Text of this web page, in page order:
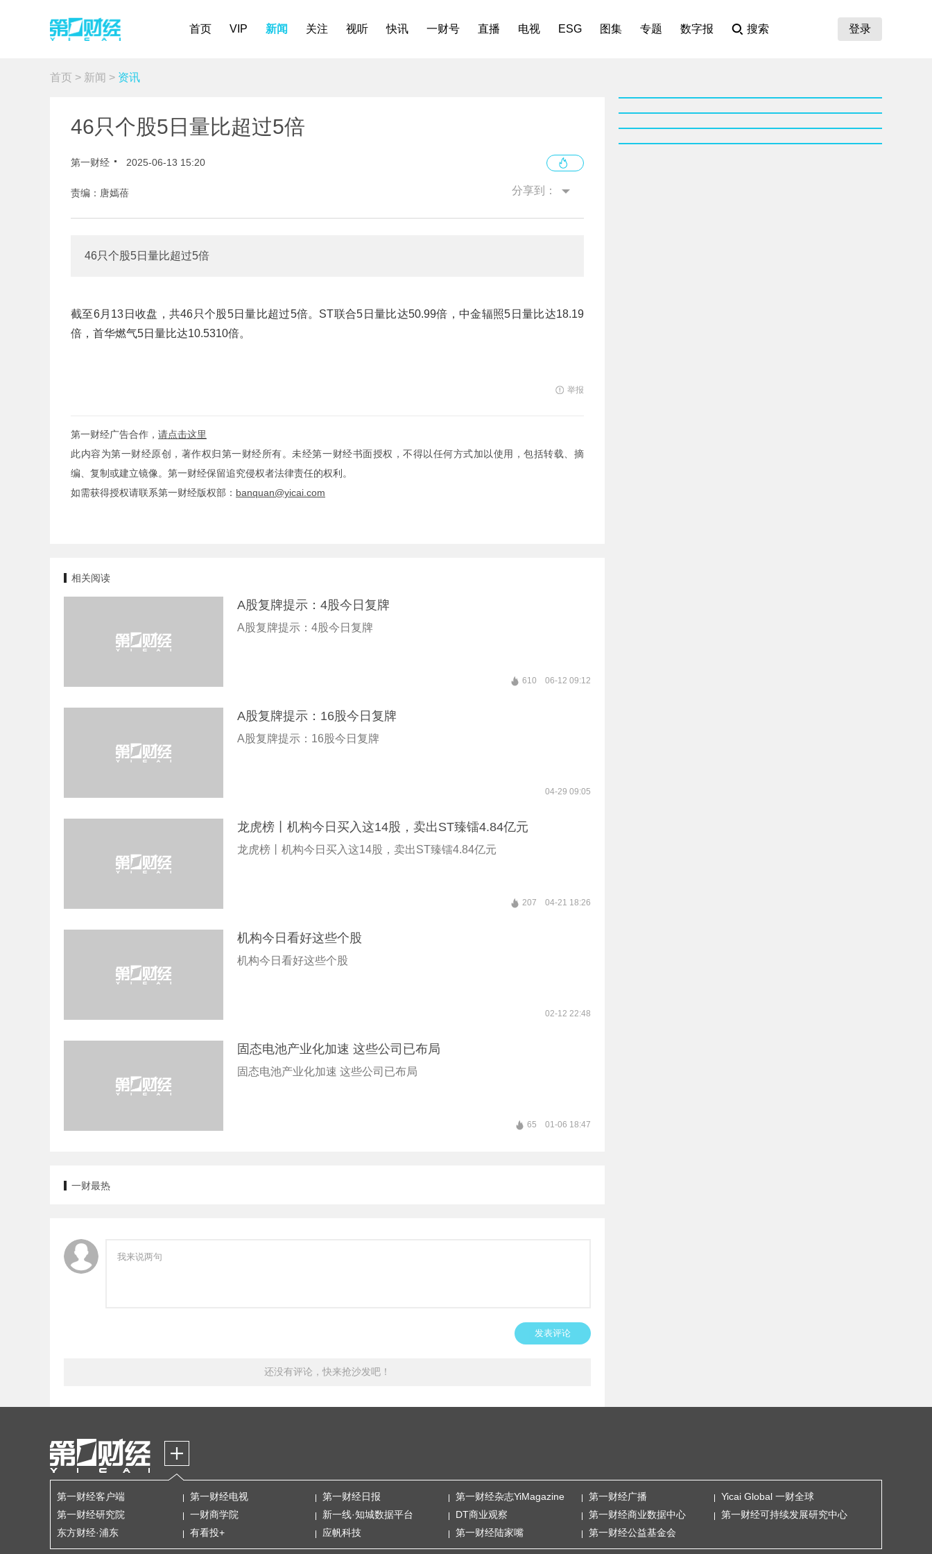
首页 VIP 新闻 关注 视听 快讯 一财号 直播 电视 ESG 图集 专题 数字报 搜索 登录
首页 > 新闻 > 资讯
46只个股5日量比超过5倍
第一财经 2025-06-13 15:20
责编：唐嫣蓓 分享到：
46只个股5日量比超过5倍
截至6月13日收盘，共46只个股5日量比超过5倍。ST联合5日量比达50.99倍，中金辐照5日量比达18.19
倍，首华燃气5日量比达10.5310倍。
举报
第一财经广告合作， 请点击这里
此内容为第一财经原创，著作权归第一财经所有。未经第一财经书面授权，不得以任何方式加以使用，包括转载、摘
编、复制或建立镜像。第一财经保留追究侵权者法律责任的权利。
如需获得授权请联系第一财经版权部： banquan@yicai.com
相关阅读
A股复牌提示：4股今日复牌
A股复牌提示：4股今日复牌
610 06-12 09:12
A股复牌提示：16股今日复牌
A股复牌提示：16股今日复牌
04-29 09:05
龙虎榜丨机构今日买入这14股，卖出ST臻镭4.84亿元
龙虎榜丨机构今日买入这14股，卖出ST臻镭4.84亿元
207 04-21 18:26
机构今日看好这些个股
机构今日看好这些个股
02-12 22:48
固态电池产业化加速 这些公司已布局
固态电池产业化加速 这些公司已布局
65 01-06 18:47
一财最热
发表评论
还没有评论，快来抢沙发吧！
第一财经客户端 第一财经电视 第一财经日报 第一财经杂志YiMagazine 第一财经广播
Yicai Global 一财全球
第一财经研究院
一财商学院 新一线·知城数据平台 DT商业观察 第一财经商业数据中心
第一财经可持续发展研究中心
东方财经·浦东
有看投+ 应帆科技 第一财经陆家嘴 第一财经公益基金会